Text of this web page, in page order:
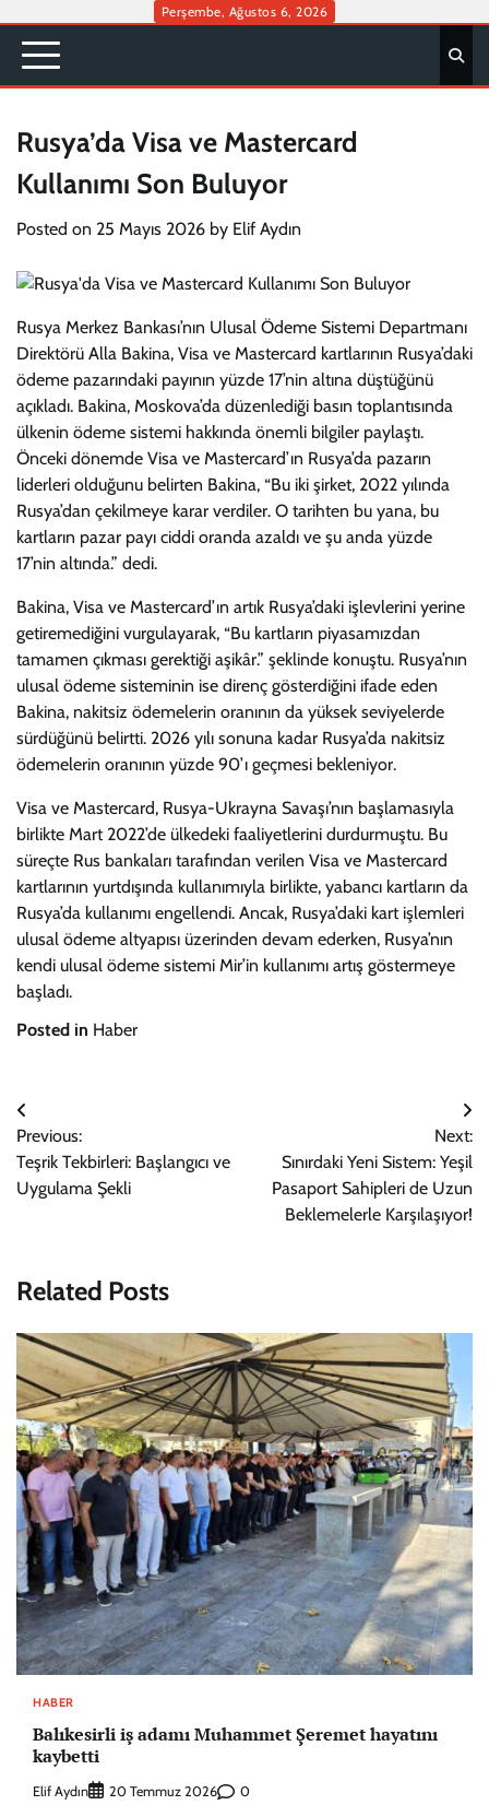
content
Perşembe, Ağustos 6, 2026
Rusya’da Visa ve Mastercard
Kullanımı Son Buluyor
Posted on 25 Mayıs 2026 by Elif Aydın
Rusya Merkez Bankası’nın Ulusal Ödeme Sistemi Departmanı
Direktörü Alla Bakina, Visa ve Mastercard kartlarının Rusya’daki
ödeme pazarındaki payının yüzde 17’nin altına düştüğünü
açıkladı. Bakina, Moskova’da düzenlediği basın toplantısında
ülkenin ödeme sistemi hakkında önemli bilgiler paylaştı.
Önceki dönemde Visa ve Mastercard’ın Rusya’da pazarın
liderleri olduğunu belirten Bakina, “Bu iki şirket, 2022 yılında
Rusya’dan çekilmeye karar verdiler. O tarihten bu yana, bu
kartların pazar payı ciddi oranda azaldı ve şu anda yüzde
17’nin altında.” dedi.
Bakina, Visa ve Mastercard’ın artık Rusya’daki işlevlerini yerine
getiremediğini vurgulayarak, “Bu kartların piyasamızdan
tamamen çıkması gerektiği aşikâr.” şeklinde konuştu. Rusya’nın
ulusal ödeme sisteminin ise direnç gösterdiğini ifade eden
Bakina, nakitsiz ödemelerin oranının da yüksek seviyelerde
sürdüğünü belirtti. 2026 yılı sonuna kadar Rusya’da nakitsiz
ödemelerin oranının yüzde 90’ı geçmesi bekleniyor.
Visa ve Mastercard, Rusya-Ukrayna Savaşı’nın başlamasıyla
birlikte Mart 2022’de ülkedeki faaliyetlerini durdurmuştu. Bu
süreçte Rus bankaları tarafından verilen Visa ve Mastercard
kartlarının yurtdışında kullanımıyla birlikte, yabancı kartların da
Rusya’da kullanımı engellendi. Ancak, Rusya’daki kart işlemleri
ulusal ödeme altyapısı üzerinden devam ederken, Rusya’nın
kendi ulusal ödeme sistemi Mir’in kullanımı artış göstermeye
başladı.
Posted in Haber
Yazı
gezinmesi
Previous:
Teşrik Tekbirleri: Başlangıcı ve
Uygulama Şekli
Next:
Sınırdaki Yeni Sistem: Yeşil
Pasaport Sahipleri de Uzun
Beklemelerle Karşılaşıyor!
Related Posts
HABER
Balıkesirli iş adamı Muhammet Şeremet hayatını
kaybetti
Elif Aydın 20 Temmuz 2026 0